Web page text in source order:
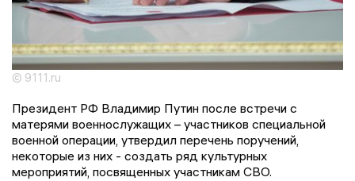
© 9111.ru
Президент РФ Владимир Путин после встречи с
матерями военнослужащих – участников специальной
военной операции, утвердил перечень поручений,
некоторые из них - создать ряд культурных
мероприятий, посвященных участникам СВО.